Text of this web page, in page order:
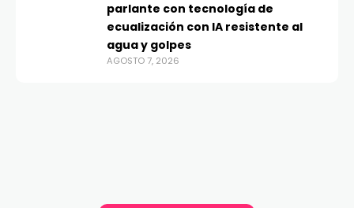
parlante con tecnología de
ecualización con IA resistente al
agua y golpes
AGOSTO 7, 2026